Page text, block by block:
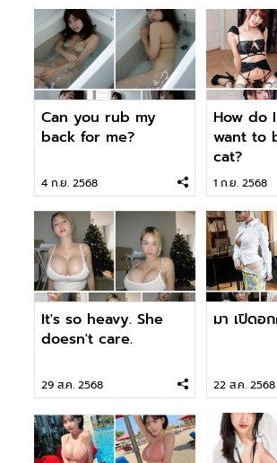
Can you rub my
back for me?
4 ก.ย. 2568
How do
want to
cat?
1 ก.ย. 2568
It's so heavy. She
doesn't care.
29 ส.ค. 2568
มา เปิดอ
22 ส.ค. 2568